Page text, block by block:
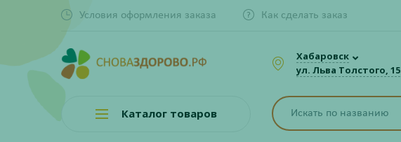
Условия оформления заказа Как сделать заказ
Хабаровск
ул. Льва Толстого, 15
Каталог товаров